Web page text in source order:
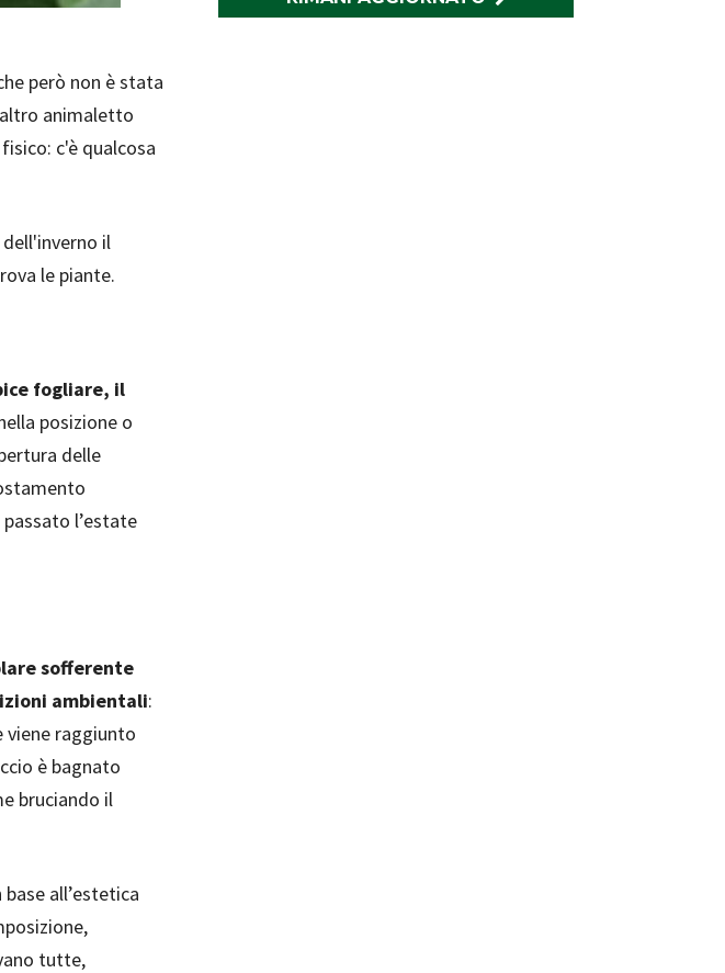
però non è stata
animaletto
c'è qualcosa
il
le piante.
fogliare, il
posizione o
delle
l’estate
sofferente
ambientali:
viene raggiunto
è bagnato
bruciando il
all’estetica
tutte,